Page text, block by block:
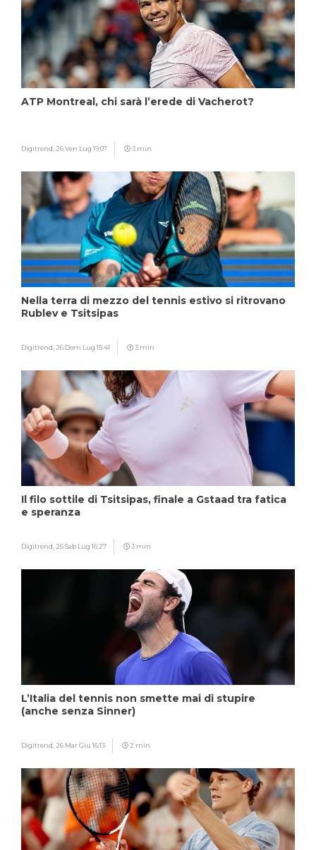
ATP Montreal, chi sarà l’erede di Vacherot?
Digitrend, 26 Ven Lug 19:07 3 min
Nella terra di mezzo del tennis estivo si ritrovano
Rublev e Tsitsipas
Digitrend, 26 Dom Lug 15:41 3 min
Il filo sottile di Tsitsipas, finale a Gstaad tra fatica
e speranza
Digitrend, 26 Sab Lug 16:27 3 min
L’Italia del tennis non smette mai di stupire
(anche senza Sinner)
Digitrend, 26 Mar Giu 16:13 2 min